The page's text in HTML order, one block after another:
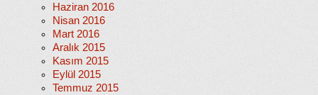
Haziran 2016
Nisan 2016
Mart 2016
Aralık 2015
Kasım 2015
Eylül 2015
Temmuz 2015